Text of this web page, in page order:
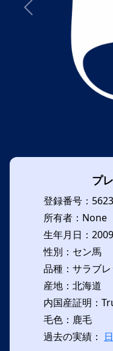
前へ
プ
登録番号：
所有者：None
生年月日：
性別：セン馬
品種：サラブ
産地：北海道
内国産証明：
毛色：鹿毛
過去の実績：